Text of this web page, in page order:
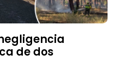
de dos